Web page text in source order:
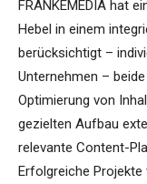
FRANKEMEDIA hat
Hebel in einem
berücksichtigt –
Unternehmen –
Optimierung von
gezielten Aufbau
relevante Content-
Erfolgreiche Projekte